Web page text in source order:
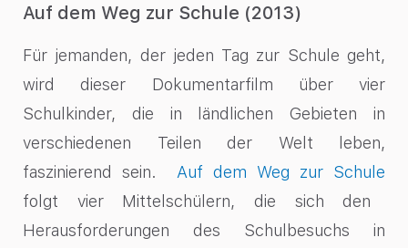
Auf dem Weg zur Schule (2013)
Für jemanden, der jeden Tag zur Schule geht,
wird dieser Dokumentarfilm über vier
Schulkinder, die in ländlichen Gebieten in
verschiedenen Teilen der Welt leben,
faszinierend sein. Auf dem Weg zur Schule
folgt vier Mittelschülern, die sich den
Herausforderungen des Schulbesuchs in